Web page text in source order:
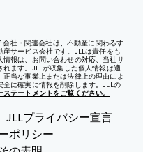
社・関連会社は、不動産に関わるす
サービス会社です。JLLは責任をも
報は、お問い合わせの対応、当社サ
ます。JLLが収集した個人情報は適
当な事業上または法律上の理由によ
に確実に情報を削除します。JLLの
ステートメントをご覧ください。
JLLプライバシー宣言
ポリシー